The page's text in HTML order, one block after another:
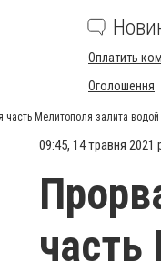
Оплатить
Оголошення
часть Мелитополя залита водой
09:45, 14 травня 2021
часть